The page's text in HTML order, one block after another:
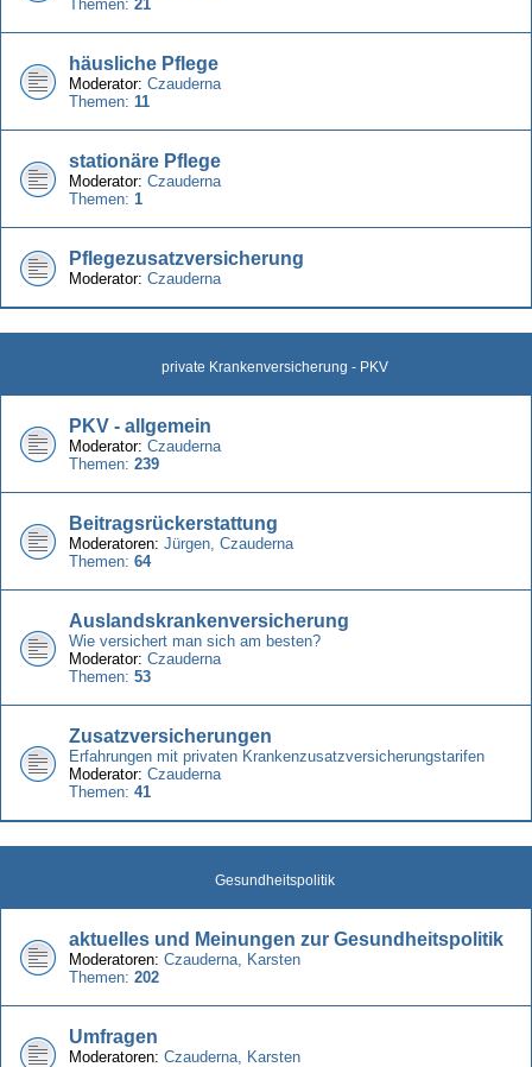
Themen: 21
häusliche Pflege
Moderator: Czauderna
Themen: 11
stationäre Pflege
Moderator: Czauderna
Themen: 1
Pflegezusatzversicherung
Moderator: Czauderna
private Krankenversicherung - PKV
PKV - allgemein
Moderator: Czauderna
Themen: 239
Beitragsrückerstattung
Moderatoren: Jürgen, Czauderna
Themen: 64
Auslandskrankenversicherung
Wie versichert man sich am besten?
Moderator: Czauderna
Themen: 53
Zusatzversicherungen
Erfahrungen mit privaten Krankenzusatzversicherungstarifen
Moderator: Czauderna
Themen: 41
Gesundheitspolitik
aktuelles und Meinungen zur Gesundheitspolitik
Moderatoren: Czauderna, Karsten
Themen: 202
Umfragen
Moderatoren: Czauderna, Karsten